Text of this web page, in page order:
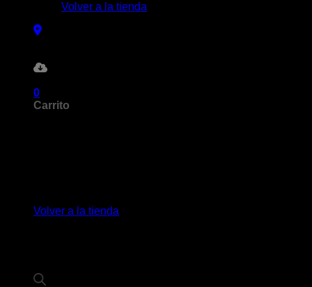
Volver a la tienda
0
Carrito
Volver a la tienda